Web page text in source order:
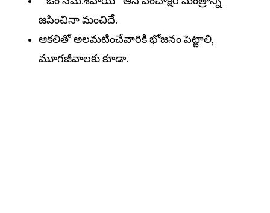
జపించినా మంచిదే.
ఆకలితో అలమటించేవారికి భోజనం పెట్టాలి,
మూగజీవాలకు కూడా.